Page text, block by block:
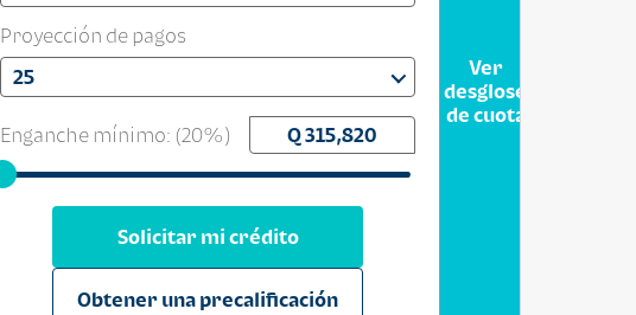
Proyección de pagos
25
Enganche mínimo: (20%)
Solicitar mi crédito
Obtener una precalificación
Ver
desglose
de cuota